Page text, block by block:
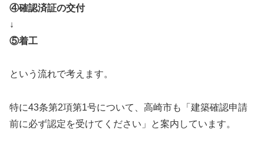
④確認済証の交付
↓
⑤着工
という流れで考えます。
特に43条第2項第1号について、高崎市も「建築確認申請
前に必ず認定を受けてください」と案内しています。